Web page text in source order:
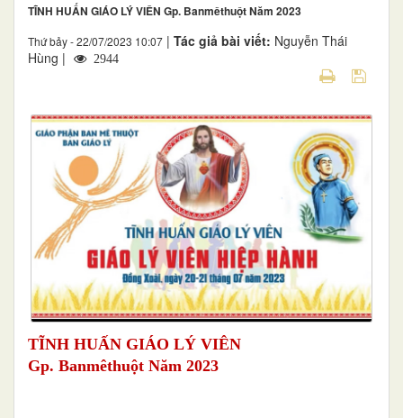
TĨNH HUẤN GIÁO LÝ VIÊN Gp. Banmêthuột Năm 2023
Thứ bảy - 22/07/2023 10:07 | Tác giả bài viết: Nguyễn Thái
Hùng |
2944
TĨNH HUẤN GIÁO LÝ VIÊN
Gp. Banmêthuột Năm 2023